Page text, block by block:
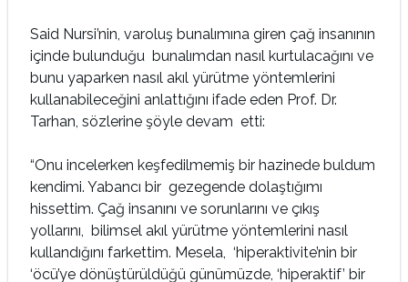
Said Nursi’nin, varoluş bunalımına giren çağ insanının
içinde bulunduğu bunalımdan nasıl kurtulacağını ve
bunu yaparken nasıl akıl yürütme yöntemlerini
kullanabileceğini anlattığını ifade eden Prof. Dr.
Tarhan, sözlerine şöyle devam etti:
“Onu incelerken keşfedilmemiş bir hazinede buldum
kendimi. Yabancı bir gezegende dolaştığımı
hissettim. Çağ insanını ve sorunlarını ve çıkış
yollarını, bilimsel akıl yürütme yöntemlerini nasıl
kullandığını farkettim. Mesela, ‘hiperaktivite’nin bir
‘öcü’ye dönüştürüldüğü günümüzde, ‘hiperaktif’ bir